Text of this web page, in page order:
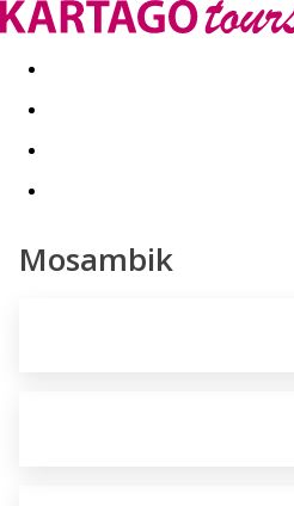
Last minute Dovolenkové kluby
Mosambik